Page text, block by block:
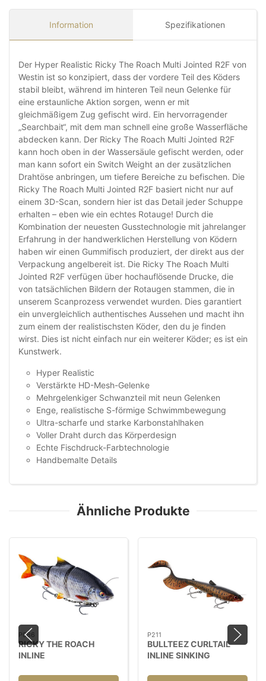
Information Spezifikationen
Der Hyper Realistic Ricky The Roach Multi Jointed R2F von
Westin ist so konzipiert, dass der vordere Teil des Köders
stabil bleibt, während im hinteren Teil neun Gelenke für
eine erstaunliche Aktion sorgen, wenn er mit
gleichmäßigem Zug gefischt wird. Ein hervorragender
„Searchbait“, mit dem man schnell eine große Wasserfläche
abdecken kann. Der Ricky The Roach Multi Jointed R2F
kann hoch oben in der Wassersäule gefischt werden, oder
man kann sofort ein Switch Weight an der zusätzlichen
Drahtöse anbringen, um tiefere Bereiche zu befischen. Die
Ricky The Roach Multi Jointed R2F basiert nicht nur auf
einem 3D-Scan, sondern hier ist das Detail jeder Schuppe
erhalten – eben wie ein echtes Rotauge! Durch die
Kombination der neuesten Gusstechnologie mit jahrelanger
Erfahrung in der handwerklichen Herstellung von Ködern
haben wir einen Gummifisch produziert, der direkt aus der
Verpackung angelbereit ist. Die Ricky The Roach Multi
Jointed R2F verfügen über hochauflösende Drucke, die
von tatsächlichen Bildern der Rotaugen stammen, die in
unserem Scanprozess verwendet wurden. Dies garantiert
ein unvergleichlich authentisches Aussehen und macht ihn
zum einem der realistischsten Köder, den du je finden
wirst. Dies ist nicht einfach nur ein weiterer Köder; es ist ein
Kunstwerk.
Hyper Realistic
Verstärkte HD-Mesh-Gelenke
Mehrgelenkiger Schwanzteil mit neun Gelenken
Enge, realistische S-förmige Schwimmbewegung
Ultra-scharfe und starke Karbonstahlhaken
Voller Draht durch das Körperdesign
Echte Fischdruck-Farbtechnologie
Handbemalte Details
Ähnliche Produkte
P086
RICKY THE ROACH
INLINE
P211
BULLTEEZ CURLTAIL
INLINE SINKING